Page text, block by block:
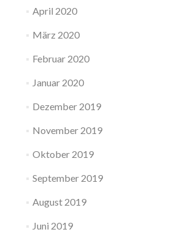
April 2020
März 2020
Februar 2020
Januar 2020
Dezember 2019
November 2019
Oktober 2019
September 2019
August 2019
Juni 2019